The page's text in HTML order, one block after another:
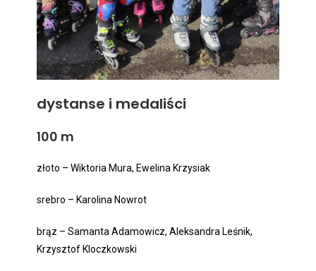
dystanse i medaliści
100 m
złoto – Wiktoria Mura, Ewelina Krzysiak
srebro – Karolina Nowrot
brąz – Samanta Adamowicz, Aleksandra Leśnik,
Krzysztof Kloczkowski